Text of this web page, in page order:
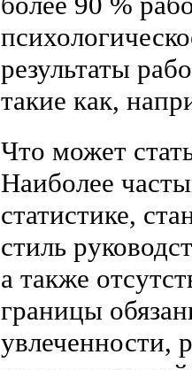
результаты
такие как,
Что может
Наиболее
статистике,
стиль
а также
границы
увлеченности,